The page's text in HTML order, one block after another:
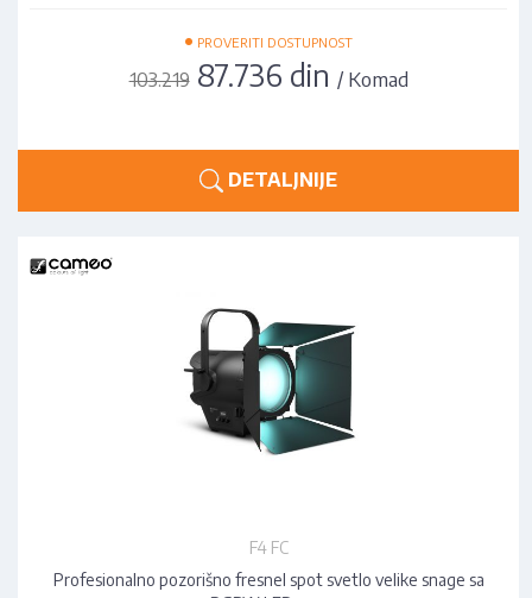
• PROVERITI DOSTUPNOST
103.21987.736 din / Komad
DETALJNIJE
F4 FC
Profesionalno pozorišno fresnel spot svetlo velike snage sa